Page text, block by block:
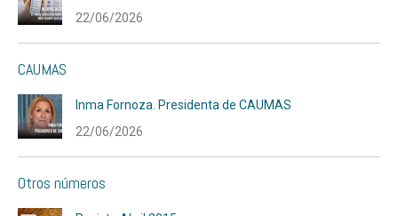
22/06/2026
CAUMAS
Inma Fornoza. Presidenta de CAUMAS
22/06/2026
Otros números